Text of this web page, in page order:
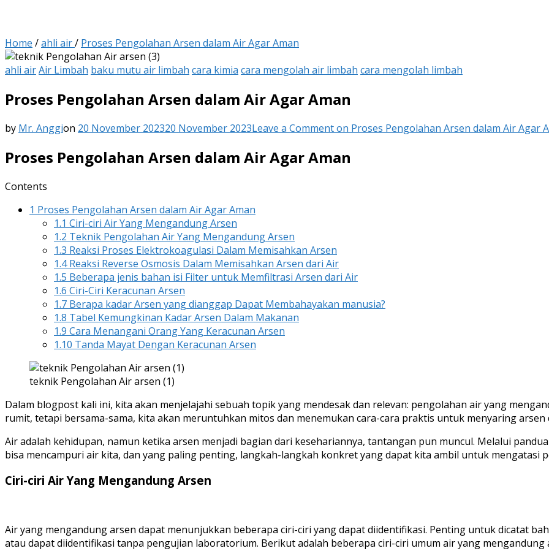
Home /ahli air/ Proses Pengolahan Arsen dalam Air Agar Aman
ahli airAir Limbah baku mutu air limbah cara kimia cara mengolah air limbah cara mengolah limbah
Proses Pengolahan Arsen dalam Air Agar Aman
by Mr. Anggion 20 November 202320 November 2023Leave a Commenton Proses Pengolahan Arsen dalam Air Agar
Proses Pengolahan Arsen dalam Air Agar Aman
Contents
1 Proses Pengolahan Arsen dalam Air Agar Aman
1.1 Ciri-ciri Air Yang Mengandung Arsen
1.2 Teknik Pengolahan Air Yang Mengandung Arsen
1.3 Reaksi Proses Elektrokoagulasi Dalam Memisahkan Arsen
1.4Reaksi Reverse Osmosis Dalam Memisahkan Arsen dari Air
1.5 Beberapa jenis bahan isi Filter untuk Memfiltrasi Arsen dari Air
1.6 Ciri-Ciri Keracunan Arsen
1.7 Berapa kadar Arsen yang dianggap Dapat Membahayakan manusia?
1.8 Tabel Kemungkinan Kadar Arsen Dalam Makanan
1.9 Cara Menangani Orang Yang Keracunan Arsen
1.10 Tanda Mayat Dengan Keracunan Arsen
teknik Pengolahan Air arsen (1)
Dalam blogpost kali ini, kita akan menjelajahi sebuah topik yang mendesak dan relevan: pengolahan air yang
rumit, tetapi bersama-sama, kita akan meruntuhkan mitos dan menemukan cara-cara praktis untuk menyaring
Air adalah kehidupan, namun ketika arsen menjadi bagian dari kesehariannya, tantangan pun muncul. Melalui
bisa mencampuri air kita, dan yang paling penting, langkah-langkah konkret yang dapat kita ambil untuk mengatasi
Ciri-ciri Air Yang Mengandung Arsen
Air yang mengandung arsen dapat menunjukkan beberapa ciri-ciri yang dapat diidentifikasi. Penting untuk dicatat
atau dapat diidentifikasi tanpa pengujian laboratorium. Berikut adalah beberapa ciri-ciri umum air yang mengandung